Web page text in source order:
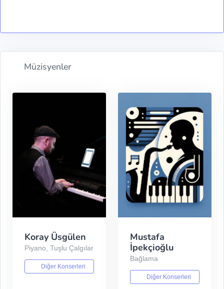
Müzisyenler
Koray Üsgülen
Piyano, Tuşlu Çalgılar
Diğer Konserleri
Mustafa
İpekçioğlu
Bağlama
Diğer Konserleri